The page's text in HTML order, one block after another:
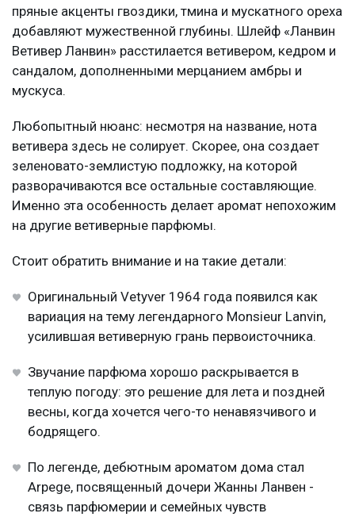
пряные акценты гвоздики, тмина и мускатного ореха
добавляют мужественной глубины. Шлейф «Ланвин
Ветивер Ланвин» расстилается ветивером, кедром и
сандалом, дополненными мерцанием амбры и
мускуса.
Любопытный нюанс: несмотря на название, нота
ветивера здесь не солирует. Скорее, она создает
зеленовато-землистую подложку, на которой
разворачиваются все остальные составляющие.
Именно эта особенность делает аромат непохожим
на другие ветиверные парфюмы.
Стоит обратить внимание и на такие детали:
Оригинальный Vetyver 1964 года появился как
вариация на тему легендарного Monsieur Lanvin,
усилившая ветиверную грань первоисточника.
Звучание парфюма хорошо раскрывается в
теплую погоду: это решение для лета и поздней
весны, когда хочется чего-то ненавязчивого и
бодрящего.
По легенде, дебютным ароматом дома стал
Arpege, посвященный дочери Жанны Ланвен -
связь парфюмерии и семейных чувств